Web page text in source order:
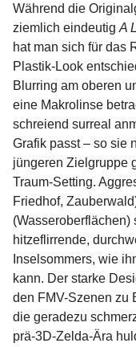
Während die
ziemlich eindeutig A
hat man sich für das
Plastik-Look
Blurring am oberen
eine Makrolinse
schreiend surreal
Grafik passt – so sie
jüngeren Zielgruppe
Traum-Setting.
Friedhof,
(Wasseroberflächen)
hitzeflirrende,
Inselsommers, wie
kann. Der starke
den FMV-Szenen zu
die geradezu
prä-3D-Zelda-Ära